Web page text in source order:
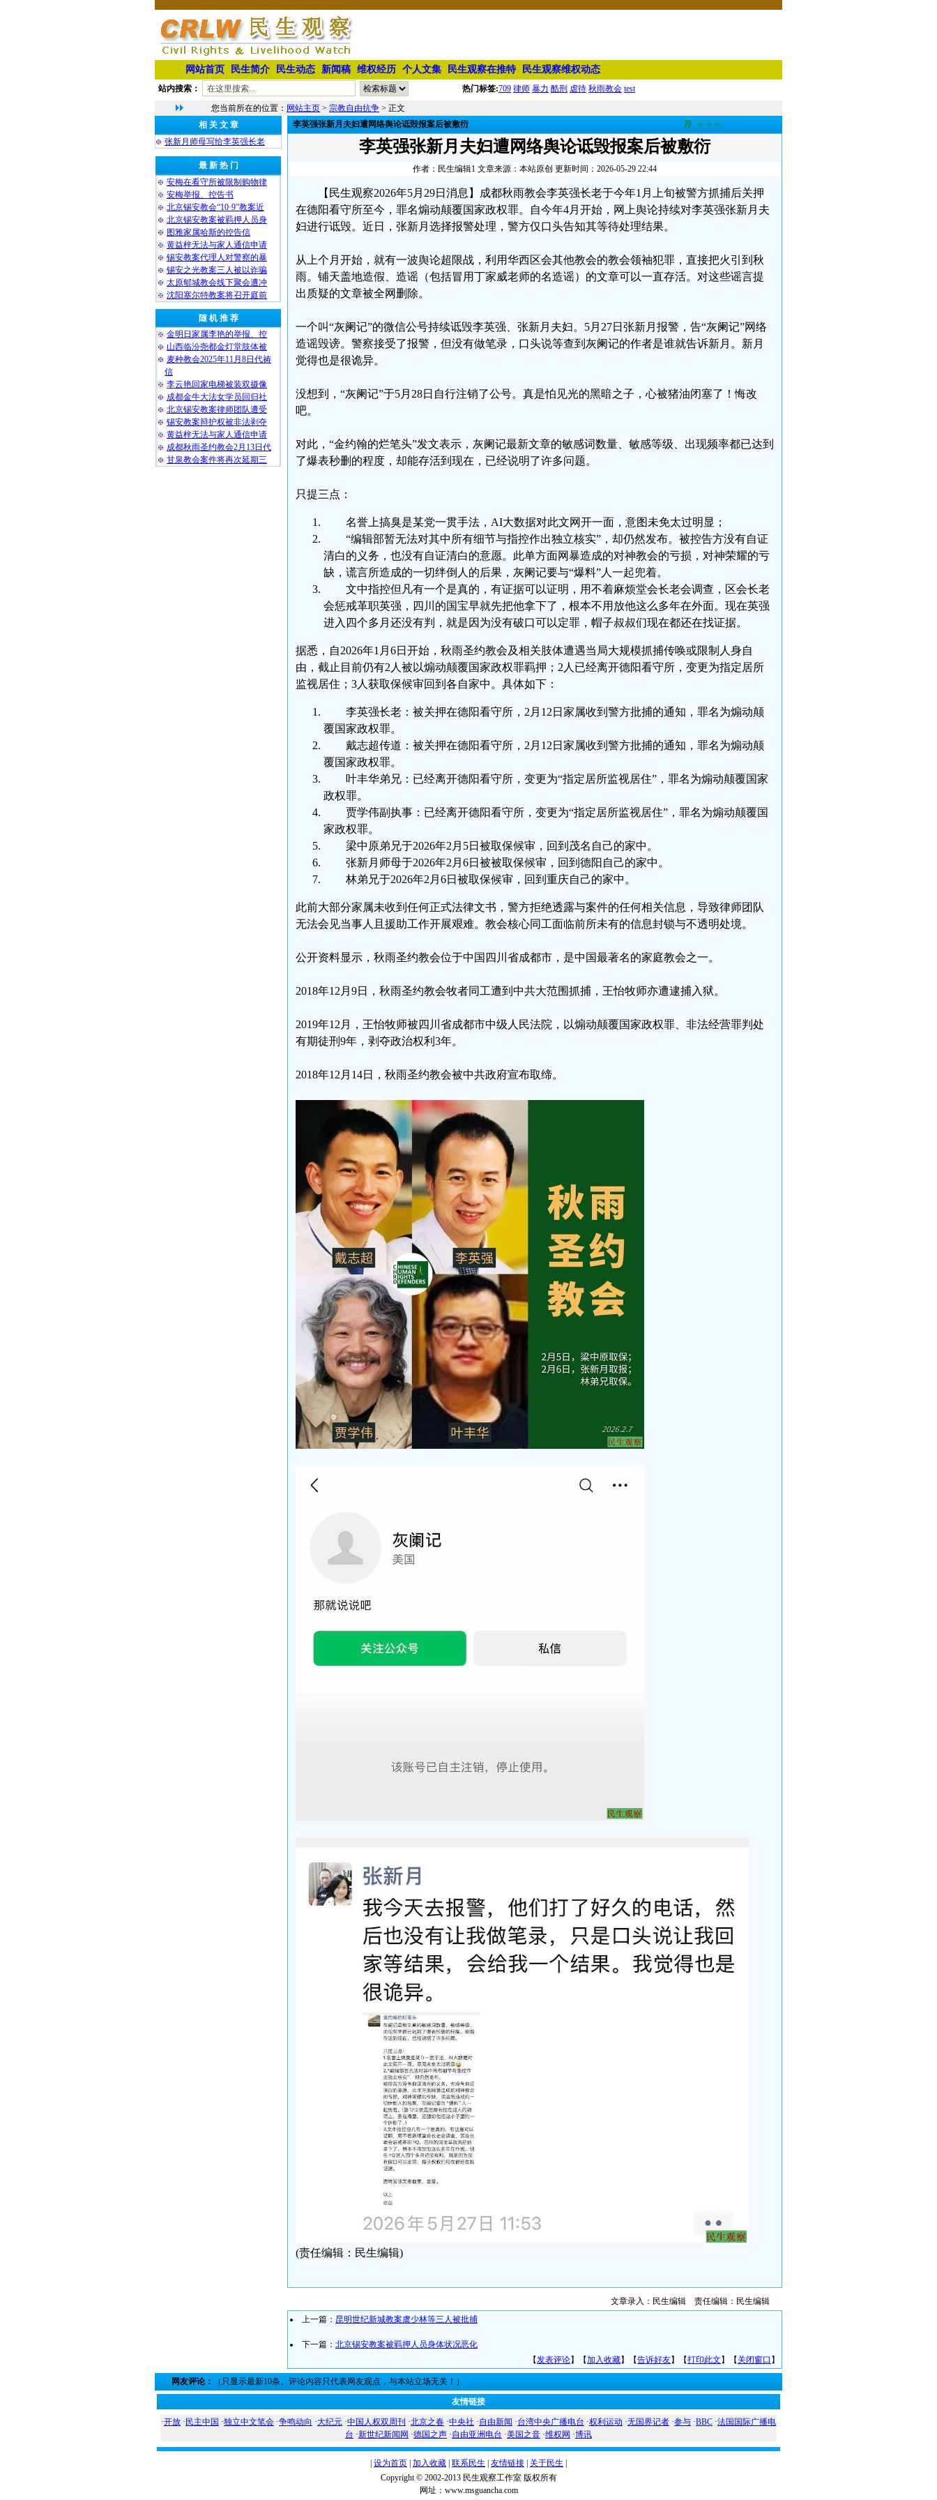
网站首页 民生简介 民生动态 新闻稿 维权经历 个人文集 民生观察在推特 民生观察维权动态
站内搜索： 热门标签:709 律师 暴力 酷刑 虐待 秋雨教会 test
您当前所在的位置： 网站主页 > 宗教自由抗争 > 正文
相 关 文 章
张新月师母写给李英强长老
最 新 热 门
安梅在看守所被限制购物律
安梅举报、控告书
北京锡安教会“10·9”教案近
北京锡安教案被羁押人员身
图雅家属哈斯的控告信
黄益梓无法与家人通信申请
锡安教案代理人对警察的暴
锡安之光教案三人被以诈骗
太原郇城教会线下聚会遭冲
沈阳塞尔特教案将召开庭前
随 机 推 荐
金明日家属李艳的举报、控
山西临汾尧都金灯堂肢体被
麦种教会2025年11月8日代祷
信
李云艳回家电梯被装双摄像
成都金牛大法女学员回归社
北京锡安教案律师团队遭受
锡安教案辩护权被非法剥夺
黄益梓无法与家人通信申请
成都秋雨圣约教会2月13日代
甘泉教会案件将再次延期三
李英强张新月夫妇遭网络舆论诋毁报案后被敷衍 荐 ★★★
李英强张新月夫妇遭网络舆论诋毁报案后被敷衍
作者：民生编辑1 文章来源：本站原创 更新时间：2026-05-29 22:44
【民生观察2026年5月29日消息】成都秋雨教会李英强长老于今年1月上旬被警方抓捕后关押
在德阳看守所至今，罪名煽动颠覆国家政权罪。自今年4月开始，网上舆论持续对李英强张新月夫
妇进行诋毁。近日，张新月选择报警处理，警方仅口头告知其等待处理结果。
从上个月开始，就有一波舆论超限战，利用华西区会其他教会的教会领袖犯罪，直接把火引到秋
雨。铺天盖地造假、造谣（包括冒用丁家威老师的名造谣）的文章可以一直存活。对这些谣言提
出质疑的文章被全网删除。
一个叫“灰阑记”的微信公号持续诋毁李英强、张新月夫妇。5月27日张新月报警，告“灰阑记”网络
造谣毁谤。警察接受了报警，但没有做笔录，口头说等查到灰阑记的作者是谁就告诉新月。新月
觉得也是很诡异。
没想到，“灰阑记”于5月28日自行注销了公号。真是怕见光的黑暗之子，心被猪油闭塞了！悔改
吧。
对此，“金约翰的烂笔头”发文表示，灰阑记最新文章的敏感词数量、敏感等级、出现频率都已达到
了爆表秒删的程度，却能存活到现在，已经说明了许多问题。
只提三点：
名誉上搞臭是某党一贯手法，AI大数据对此文网开一面，意图未免太过明显；
“编辑部暂无法对其中所有细节与指控作出独立核实”，却仍然发布。被控告方没有自证
清白的义务，也没有自证清白的意愿。此单方面网暴造成的对神教会的亏损，对神荣耀的亏
缺，谎言所造成的一切绊倒人的后果，灰阑记要与“爆料”人一起兜着。
文中指控但凡有一个是真的，有证据可以证明，用不着麻烦堂会长老会调查，区会长老
会惩戒革职英强，四川的国宝早就先把他拿下了，根本不用放他这么多年在外面。现在英强
进入四个多月还没有判，就是因为没有破口可以定罪，帽子叔叔们现在都还在找证据。
据悉，自2026年1月6日开始，秋雨圣约教会及相关肢体遭遇当局大规模抓捕传唤或限制人身自
由，截止目前仍有2人被以煽动颠覆国家政权罪羁押；2人已经离开德阳看守所，变更为指定居所
监视居住；3人获取保候审回到各自家中。具体如下：
李英强长老：被关押在德阳看守所，2月12日家属收到警方批捕的通知，罪名为煽动颠
覆国家政权罪。
戴志超传道：被关押在德阳看守所，2月12日家属收到警方批捕的通知，罪名为煽动颠
覆国家政权罪。
叶丰华弟兄：已经离开德阳看守所，变更为“指定居所监视居住”，罪名为煽动颠覆国家
政权罪。
贾学伟副执事：已经离开德阳看守所，变更为“指定居所监视居住”，罪名为煽动颠覆国
家政权罪。
梁中原弟兄于2026年2月5日被取保候审，回到茂名自己的家中。
张新月师母于2026年2月6日被被取保候审，回到德阳自己的家中。
林弟兄于2026年2月6日被取保候审，回到重庆自己的家中。
此前大部分家属未收到任何正式法律文书，警方拒绝透露与案件的任何相关信息，导致律师团队
无法会见当事人且援助工作开展艰难。教会核心同工面临前所未有的信息封锁与不透明处境。
公开资料显示，秋雨圣约教会位于中国四川省成都市，是中国最著名的家庭教会之一。
2018年12月9日，秋雨圣约教会牧者同工遭到中共大范围抓捕，王怡牧师亦遭逮捕入狱。
2019年12月，王怡牧师被四川省成都市中级人民法院，以煽动颠覆国家政权罪、非法经营罪判处
有期徒刑9年，剥夺政治权利3年。
2018年12月14日，秋雨圣约教会被中共政府宣布取缔。
(责任编辑：民生编辑)
文章录入：民生编辑 责任编辑：民生编辑
上一篇： 昆明世纪新城教案虞少林等三人被批捕
下一篇： 北京锡安教案被羁押人员身体状况恶化
【发表评论】【加入收藏】【告诉好友】【打印此文 】【 关闭窗口 】
网友评论： （只显示最新10条。评论内容只代表网友观点，与本站立场无关！）
友情链接
·开放 · 民主中国 ·独立中文笔会 ·争鸣动向 ·大纪元 ·中国人权双周刊 ·北京之春 ·中央社 ·自由新闻 ·台湾中央广播电台 ·权利运动 ·无国界记者 ·参与 ·BBC ·法国国际广播电
台 ·新世纪新闻网 ·德国之声 ·自由亚洲电台 ·美国之音 ·维权网 ·博讯
设为首页 加入收藏 联系民生 友情链接 关于民生
Copyright © 2002-2013 民生观察工作室 版权所有
网址：www.msguancha.com